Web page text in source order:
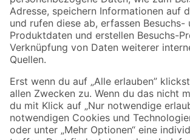
Zahlungsarten Versandarten
Sicher einkaufen
Jetzt die toom-App herunterladen